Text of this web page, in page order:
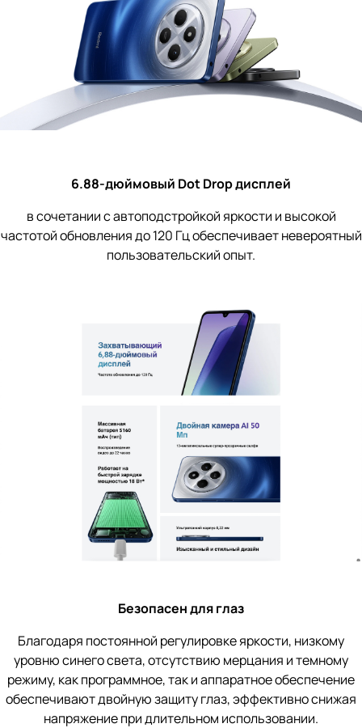
6.88-дюймовый Dot Drop дисплей
в сочетании с автоподстройкой яркости и высокой
частотой обновления до 120 Гц обеспечивает невероятный
пользовательский опыт.
Безопасен для глаз
Благодаря постоянной регулировке яркости, низкому
уровню синего света, отсутствию мерцания и темному
режиму, как программное, так и аппаратное обеспечение
обеспечивают двойную защиту глаз, эффективно снижая
напряжение при длительном использовании.